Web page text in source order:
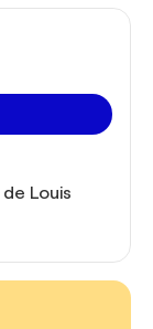
Louis